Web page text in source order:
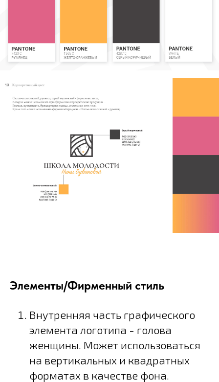
Элементы/Фирменный стиль
Внутренняя часть графического
элемента логотипа - голова
женщины. Может использоваться
на вертикальных и квадратных
форматах в качестве фона.